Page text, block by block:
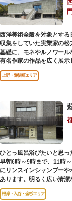
西洋美術全般を対象とす
収集をしていた実業家の
基礎に、モネやルノワー
有名作家の作品を広く展
中にフランス政府に接収さ
日本へ寄贈返還されました。
もの。「ル・コルビュジ
構成資産の一つとして東
ロダンの彫刻が展示され
のひとつ。 ボランティア
説を聞きながら本館や前庭
でも気軽に楽しめるプロ
上野・御徒町エリア
ひとっ風呂浴びたいと思っ
早朝6時～9時まで、11時
にリンスインシャンプー
あります。明るく広い清
る萩の湯だよりで薬湯の予
また併設されたレストラン
根岸・入谷・金杉エリア